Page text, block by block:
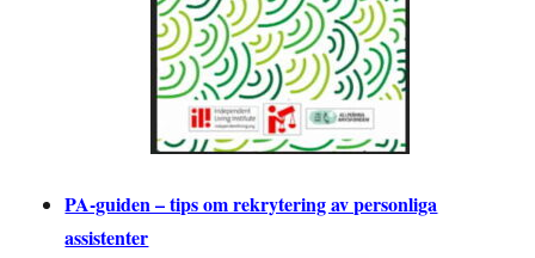
PA-guiden – tips om rekrytering av personliga
assistenter